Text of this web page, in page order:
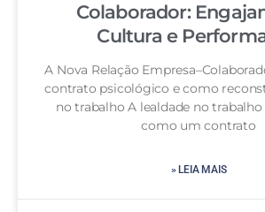
Colaborador:
Cultura e
A Nova Relação
contrato psicológico e como
no trabalho A lealdade no
como um contrato
» LEIA MAIS